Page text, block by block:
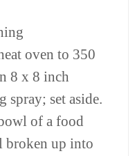
oven to 350
8 x 8 inch
set aside.
of a food
broken up into